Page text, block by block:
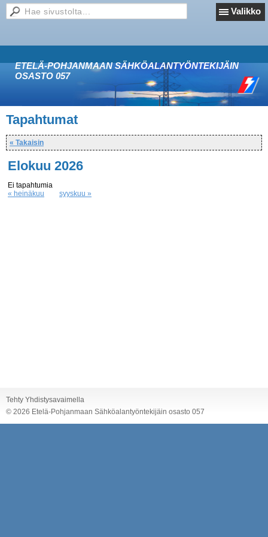
Valikko
ETELÄ-POHJANMAAN SÄHKÖALANTYÖNTEKIJÄIN
OSASTO 057
Tapahtumat
« Takaisin
Elokuu 2026
Ei tapahtumia
« heinäkuu
syyskuu »
Tehty Yhdistysavaimella
© 2026 Etelä-Pohjanmaan Sähköalantyöntekijäin osasto 057